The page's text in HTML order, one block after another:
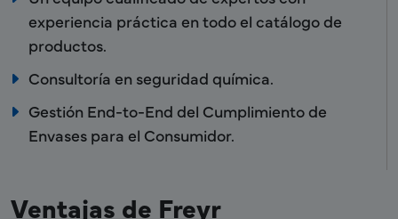
experiencia práctica en todo el catálogo de
productos.
Consultoría en seguridad química.
Gestión End-to-End del Cumplimiento de
Envases para el Consumidor.
Ventajas de Freyr